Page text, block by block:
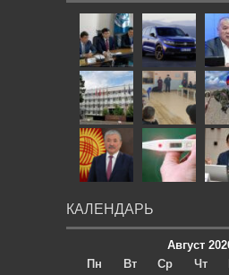
КАЛЕНДАРЬ
Август
Пн
Вт Ср Чт